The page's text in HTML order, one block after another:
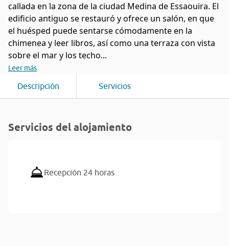
callada en la zona de la ciudad Medina de Essaouira. El
edificio antiguo se restauró y ofrece un salón, en que
el huésped puede sentarse cómodamente en la
chimenea y leer libros, así como una terraza con vista
sobre el mar y los techo...
Leer más
Descripción Servicios
Servicios del alojamiento
Recepción 24 horas